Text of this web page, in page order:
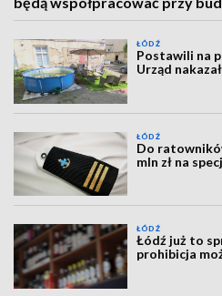
ŁÓDŹ
Postawili na
Urząd
ŁÓDŹ
Do
mln zł na
ŁÓDŹ
Łódź już to
prohibicja